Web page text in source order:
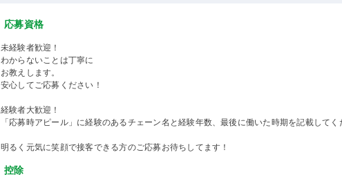
応募資格
未経験者歓迎！
わからないことは丁寧に
お教えします。
安心してご応募ください！
経験者大歓迎！
「応募時アピール」に経験のあるチェーン名と経験年数、最後に働いた時期を記載してく
明るく元気に笑顔で接客できる方のご応募お待ちしてます！
控除